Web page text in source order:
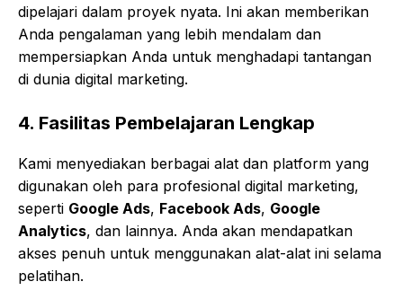
dipelajari dalam proyek nyata. Ini akan memberikan
Anda pengalaman yang lebih mendalam dan
mempersiapkan Anda untuk menghadapi tantangan
di dunia digital marketing.
4. Fasilitas Pembelajaran Lengkap
Kami menyediakan berbagai alat dan platform yang
digunakan oleh para profesional digital marketing,
seperti Google Ads, Facebook Ads, Google
Analytics, dan lainnya. Anda akan mendapatkan
akses penuh untuk menggunakan alat-alat ini selama
pelatihan.